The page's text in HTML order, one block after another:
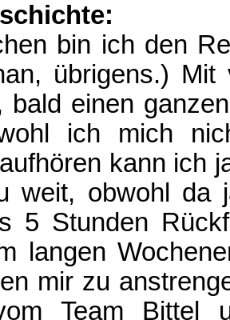
bin ich den
übrigens.)
bald einen
ich mich
kann ich
weit, obwohl da
5 Stunden
langen
mir zu
Team Bittel